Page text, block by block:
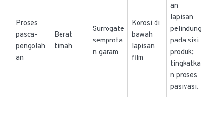
Proses
pasca-
pengolah
an
Berat
timah
Surrogate
semprota
n garam
Korosi di
bawah
lapisan
film
an
lapisan
pelindung
pada sisi
produk;
tingkatka
n proses
pasivasi.